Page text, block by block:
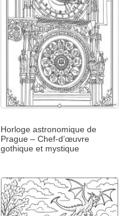
Horloge astronomique de
Prague – Chef-d’œuvre
gothique et mystique